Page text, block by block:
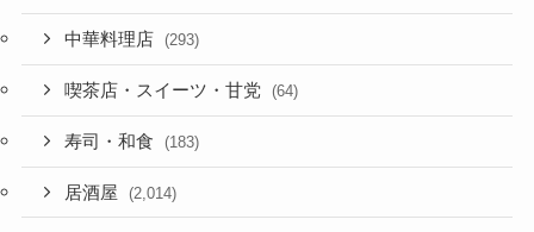
中華料理店 (293)
喫茶店・スイーツ・甘党 (64)
寿司・和食 (183)
居酒屋 (2,014)